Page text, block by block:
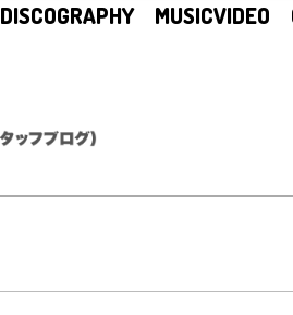
DISCOGRAPHY MUSICVIDEO